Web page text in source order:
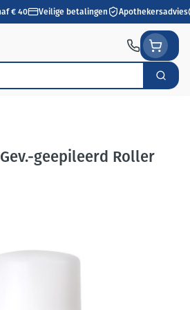
€ 40 Veilige betalingen Apothekersadvies
Zoek
geepileerd Roller